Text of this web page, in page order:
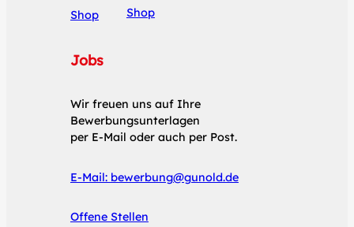
Shop Shop
Jobs
Wir freuen uns auf Ihre
Bewerbungsunterlagen
per E-Mail oder auch per Post.
E-Mail: bewerbung@gunold.de
Offene Stellen